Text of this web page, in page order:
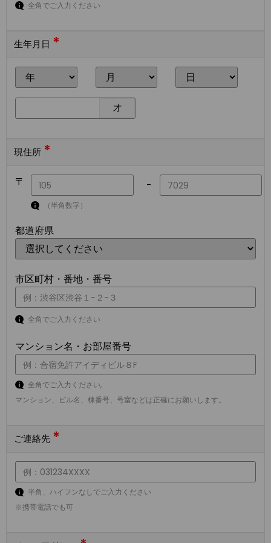
全角でご入力ください
生年月日 *
才
現住所 *
〒 -
（半角数字）
都道府県
市区町村・番地・番号
全角でご入力ください
マンション名・お部屋番号
全角でご入力ください,
マンション、ビル名、棟番号、号室などは正確にお願いします。
ご連絡先 *
半角、ハイフンなしでご入力ください
※携帯電話でも可